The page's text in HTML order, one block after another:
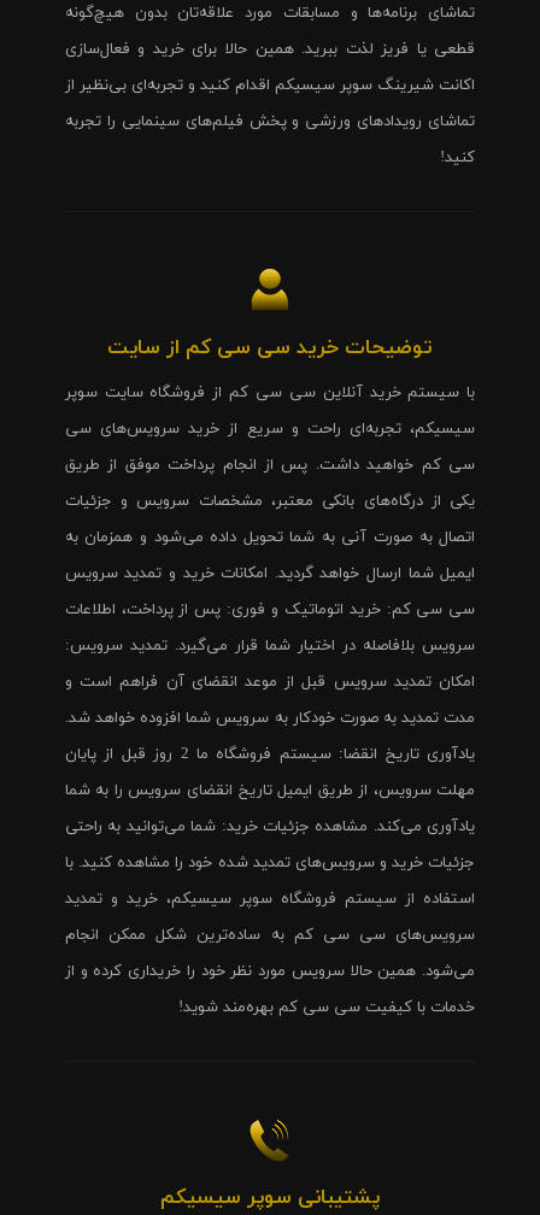
تماشای برنامه‌ها و مسابقات مورد علاقه‌تان بدون هیچ‌گونه
قطعی یا فریز لذت ببرید. همین حالا برای خرید و فعال‌سازی
اکانت شیرینگ سوپر سیسیکم اقدام کنید و تجربه‌ای بی‌نظیر از
تماشای رویدادهای ورزشی و پخش فیلم‌های سینمایی را تجربه
کنید!
توضیحات خرید سی سی کم از سایت
با سیستم خرید آنلاین سی سی کم از فروشگاه سایت سوپر
سیسیکم، تجربه‌ای راحت و سریع از خرید سرویس‌های سی
سی کم خواهید داشت. پس از انجام پرداخت موفق از طریق
یکی از درگاه‌های بانکی معتبر، مشخصات سرویس و جزئیات
اتصال به صورت آنی به شما تحویل داده می‌شود و همزمان به
ایمیل شما ارسال خواهد گردید. امکانات خرید و تمدید سرویس
سی سی کم: خرید اتوماتیک و فوری: پس از پرداخت، اطلاعات
سرویس بلافاصله در اختیار شما قرار می‌گیرد. تمدید سرویس:
امکان تمدید سرویس قبل از موعد انقضای آن فراهم است و
مدت تمدید به صورت خودکار به سرویس شما افزوده خواهد شد.
یادآوری تاریخ انقضا: سیستم فروشگاه ما 2 روز قبل از پایان
مهلت سرویس، از طریق ایمیل تاریخ انقضای سرویس را به شما
یادآوری می‌کند. مشاهده جزئیات خرید: شما می‌توانید به راحتی
جزئیات خرید و سرویس‌های تمدید شده خود را مشاهده کنید. با
استفاده از سیستم فروشگاه سوپر سیسیکم، خرید و تمدید
سرویس‌های سی سی کم به ساده‌ترین شکل ممکن انجام
می‌شود. همین حالا سرویس مورد نظر خود را خریداری کرده و از
خدمات با کیفیت سی سی کم بهره‌مند شوید!
پشتیبانی سوپر سیسیکم